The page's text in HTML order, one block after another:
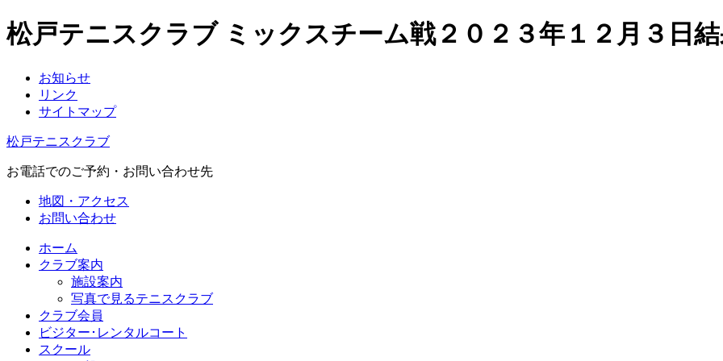
松戸テニスクラブ ミックスチーム戦２０２３年１２月３日
お知らせ
リンク
サイトマップ
松戸テニスクラブ
お電話でのご予約・お問い合わせ先
地図・アクセス
お問い合わせ
ホーム
クラブ案内
施設案内
写真で見るテニスクラブ
クラブ会員
ビジター･レンタルコート
スクール